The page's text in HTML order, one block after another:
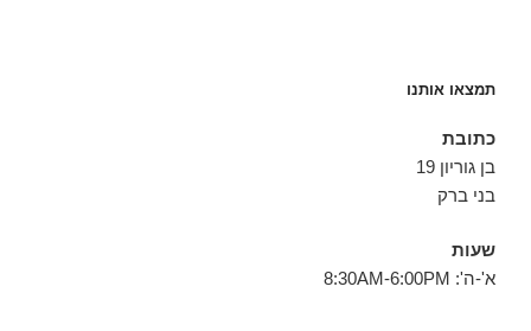
תמצאו אותנו
כתובת
בן גוריון 19
בני ברק
שעות
א'-ה': 8:30AM-6:00PM